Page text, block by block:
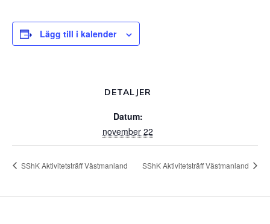
Lägg till i kalender
DETALJER
Datum:
november 22
SShK Aktivitetsträff Västmanland SShK Aktivitetsträff Västmanland